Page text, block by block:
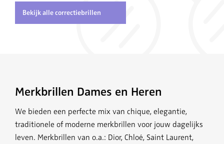
Bekijk alle correctiebrillen
Merkbrillen Dames en Heren
We bieden een perfecte mix van chique, elegantie,
traditionele of moderne merkbrillen voor jouw dagelijks
leven. Merkbrillen van o.a.: Dior, Chloé, Saint Laurent,